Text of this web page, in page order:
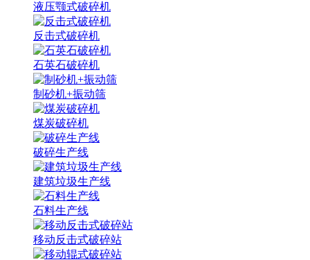
液压颚式破碎机
反击式破碎机
石英石破碎机
制砂机+振动筛
煤炭破碎机
破碎生产线
建筑垃圾生产线
石料生产线
移动反击式破碎站